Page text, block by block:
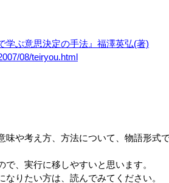
学ぶ意思決定の手法』福澤英弘(著)
08/teiryou.html
考え方、方法について、物語形式
実行に移しやすいと思います。
たい方は、読んでみてください。